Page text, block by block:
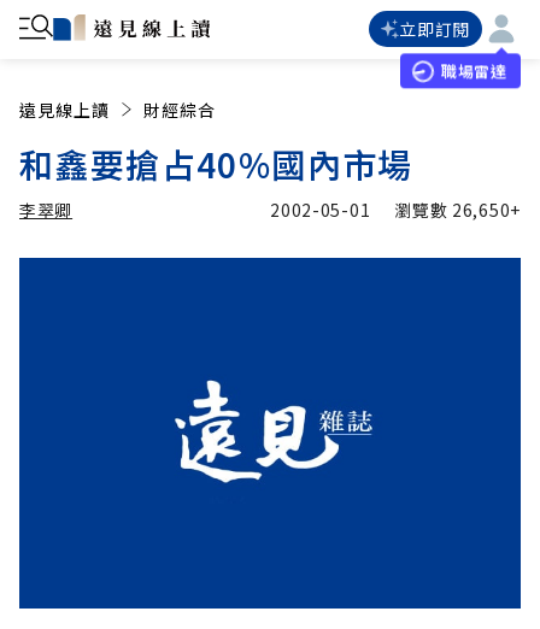
立即訂閱
職場雷達
遠見線上讀 財經綜合
和鑫要搶占40%國內市場
李翠卿 2002-05-01 瀏覽數 26,650+